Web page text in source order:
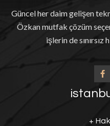
Güncel her daim gelişen
Özkan mutfak çözüm
işlerin de sınırsız
+